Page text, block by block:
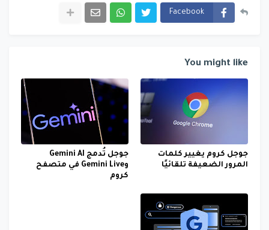
Facebook
You might like
جوجل كروم يغيير كلمات
المرور الضعيفة تلقائيًا
جوجل تُدمج Gemini AI
وGemini Live في متصفح
كروم